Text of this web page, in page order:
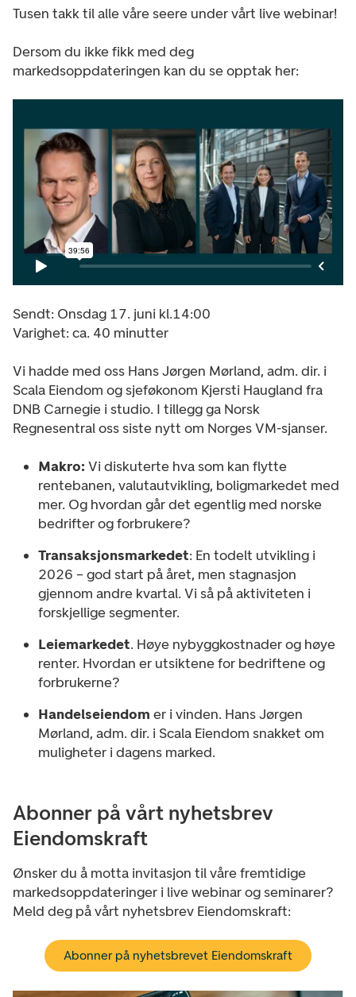
Tusen takk til alle våre seere under vårt live webinar!
Dersom du ikke fikk med deg
markedsoppdateringen kan du se opptak her:
Sendt: Onsdag 17. juni kl.14:00
Varighet: ca. 40 minutter
Vi hadde med oss Hans Jørgen Mørland, adm. dir. i
Scala Eiendom og sjeføkonom Kjersti Haugland fra
DNB Carnegie i studio. I tillegg ga Norsk
Regnesentral oss siste nytt om Norges VM-sjanser.
Makro: Vi diskuterte hva som kan flytte
rentebanen, valutautvikling, boligmarkedet med
mer. Og hvordan går det egentlig med norske
bedrifter og forbrukere?
Transaksjonsmarkedet: En todelt utvikling i
2026 – god start på året, men stagnasjon
gjennom andre kvartal. Vi så på aktiviteten i
forskjellige segmenter.
Leiemarkedet. Høye nybyggkostnader og høye
renter. Hvordan er utsiktene for bedriftene og
forbrukerne?
Handelseiendom er i vinden. Hans Jørgen
Mørland, adm. dir. i Scala Eiendom snakket om
muligheter i dagens marked.
Abonner på vårt nyhetsbrev
Eiendomskraft
Ønsker du å motta invitasjon til våre fremtidige
markedsoppdateringer i live webinar og seminarer?
Meld deg på vårt nyhetsbrev Eiendomskraft:
Abonner på nyhetsbrevet Eiendomskraft